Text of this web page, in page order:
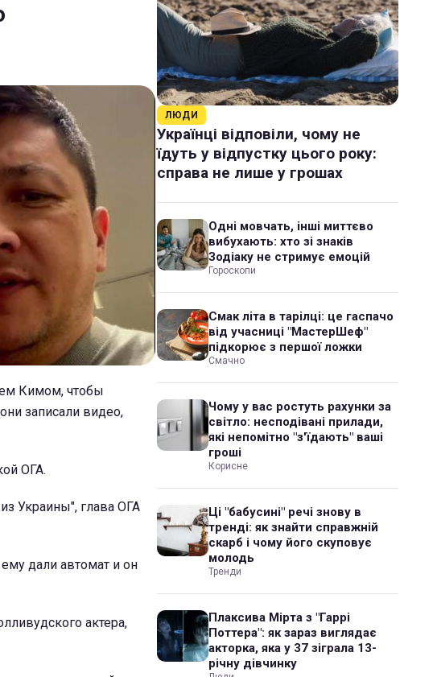
Кимом, чтобы
записали видео,
ОГА.
Украины", глава ОГА
дали автомат и он
актера,
ЛЮДИ
Українці відповіли, чому не
їдуть у відпустку цього року:
справа не лише у грошах
Одні мовчать, інші миттєво
вибухають: хто зі знаків
Зодіаку не стримує емоцій
Гороскопи
Смак літа в тарілці: це гаспачо
від учасниці "МастерШеф"
підкорює з першої ложки
Смачно
Чому у вас ростуть рахунки за
світло: несподівані прилади,
які непомітно "з'їдають" ваші
гроші
Корисне
Ці "бабусині" речі знову в
тренді: як знайти справжній
скарб і чому його скуповує
молодь
Тренди
Плаксива Мірта з "Гаррі
Поттера": як зараз виглядає
акторка, яка у 37 зіграла 13-
річну дівчинку